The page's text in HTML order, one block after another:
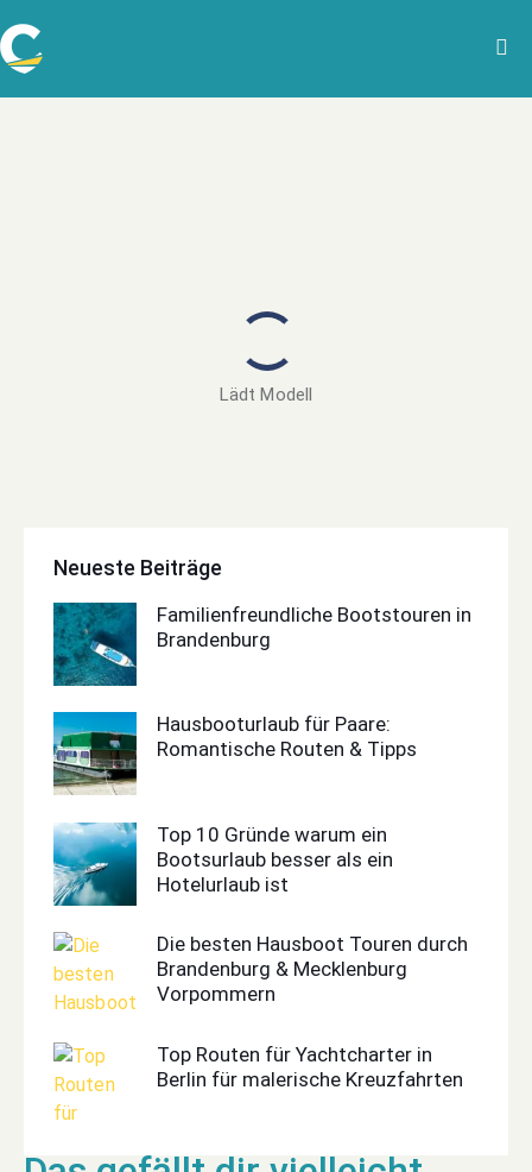
Lädt Modell
Neueste Beiträge
Familienfreundliche Bootstouren in
Brandenburg
Hausbooturlaub für Paare:
Romantische Routen & Tipps
Top 10 Gründe warum ein
Bootsurlaub besser als ein
Hotelurlaub ist
Die besten Hausboot Touren durch
Brandenburg & Mecklenburg
Vorpommern
Top Routen für Yachtcharter in
Berlin für malerische Kreuzfahrten